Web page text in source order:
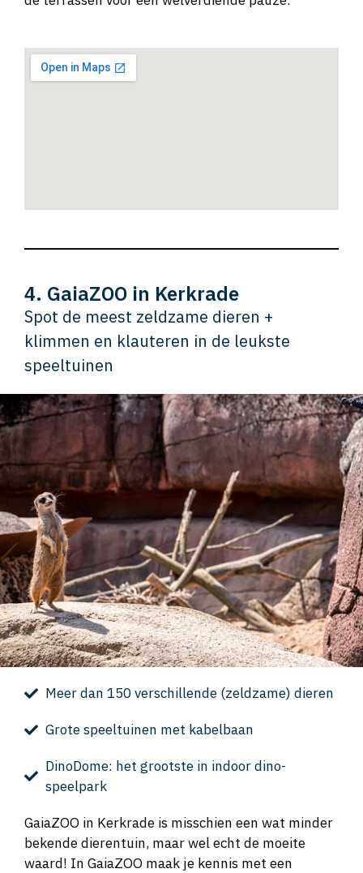
4. GaiaZOO in Kerkrade
Spot de meest zeldzame dieren +
klimmen en klauteren in de leukste
speeltuinen
Meer dan 150 verschillende (zeldzame) dieren
Grote speeltuinen met kabelbaan
DinoDome: het grootste in indoor dino-
speelpark
GaiaZOO in Kerkrade is misschien een wat minder
bekende dierentuin, maar wel echt de moeite
waard! In GaiaZOO maak je kennis met een